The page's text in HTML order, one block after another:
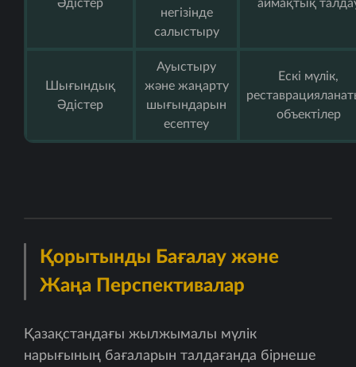
Әдістер
негізінде
салыстыру
аймақтық
Шығындық
Әдістер
Ауыстыру
және жаңарту
шығындарын
есептеу
Ескі мүлік,
объектілер
Қорытынды Бағалау және
Жаңа Перспективалар
Қазақстандағы жылжымалы мүлік
нарығының бағаларын талдағанда бірнеше